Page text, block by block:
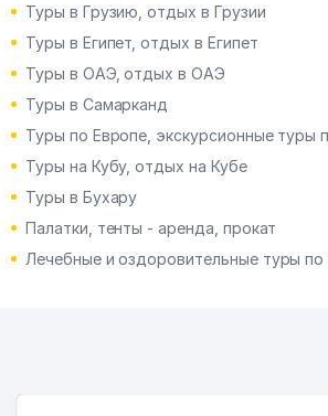
Туры в Грузию, отдых в Грузии
Туры в Египет, отдых в Египет
Туры в ОАЭ, отдых в ОАЭ
Туры в Самарканд
Туры по Европе, экскурсионные туры
Туры на Кубу, отдых на Кубе
Туры в Бухару
Палатки, тенты - аренда, прокат
Лечебные и оздоровительные туры по